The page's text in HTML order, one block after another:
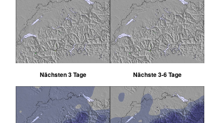
Nächsten 3 Tage Nächste 3-6 Tage